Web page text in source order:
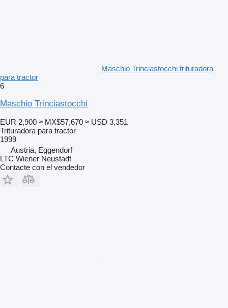
Maschio Trinciastocchi trituradora
para tractor
6
Maschio Trinciastocchi
EUR 2,900 ≈ MX$57,670 ≈ USD 3,351
Trituradora para tractor
1999
Austria, Eggendorf
LTC Wiener Neustadt
Contacte con el vendedor